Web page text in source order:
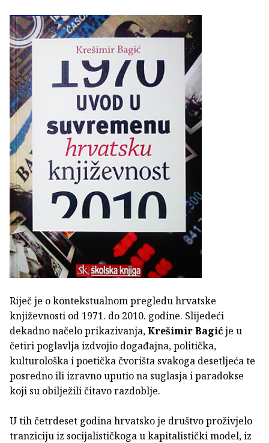
Riječ je o kontekstualnom pregledu hrvatske
književnosti od 1971. do 2010. godine. Slijedeći
dekadno načelo prikazivanja,Krešimir Bagićje u
četiri poglavlja izdvojio događajna, politička,
kulturološka i poetička čvorišta svakoga desetljeća te
posredno ili izravno uputio na suglasja i paradokse
koji su obilježili čitavo razdoblje.
U tih četrdeset godina hrvatsko je društvo proživjelo
tranziciju iz socijalističkoga u kapitalistički model, iz